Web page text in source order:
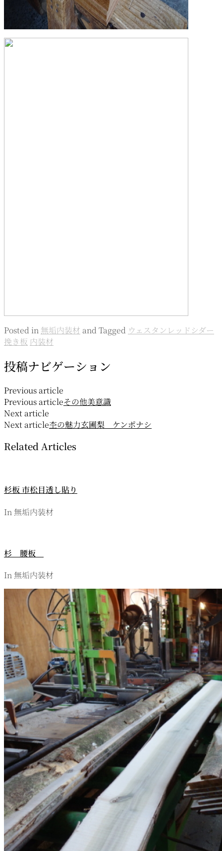
Posted in 無垢内装材 andTagged ウェスタンレッドシダー
挽き板 内装材
投稿ナビゲーション
Previous article
Previous articleその他美意識
Next article
Next article杢の魅力玄圃梨 ケンポナシ
Related Articles
杉板 市松目透し貼り
In 無垢内装材
杉 腰板
In 無垢内装材